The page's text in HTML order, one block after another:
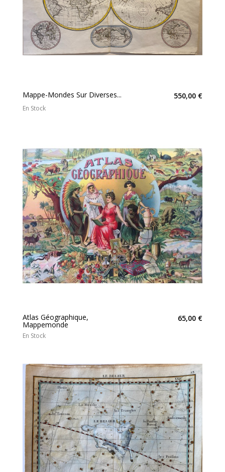
Mappe-Mondes Sur Diverses... 550,00 €
En Stock
Atlas Géographique,
Mappemonde
65,00 €
En Stock